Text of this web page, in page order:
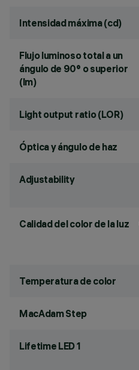
Intensidad máxima (cd)
Flujo luminoso total a un
ángulo de 90° o superior
(lm)
Light output ratio (LOR)
Óptica y ángulo de haz
Adjustability
Calidad del color de la luz
Temperatura de color
MacAdam Step
Lifetime LED 1